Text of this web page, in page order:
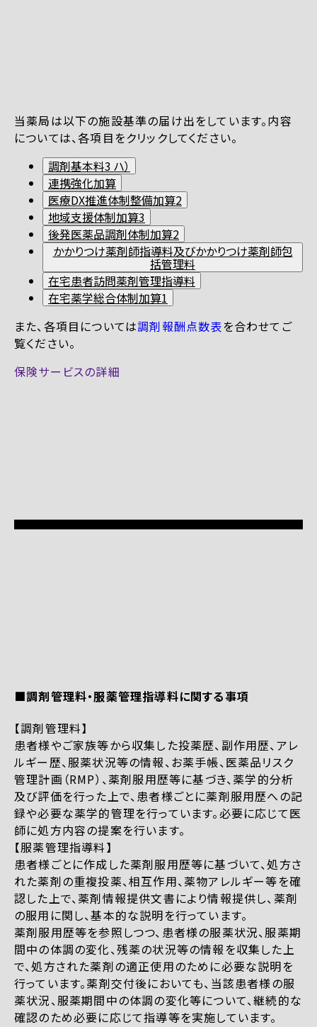
当薬局は以下の施設基準の届け出をしています。内容
については、各項目をクリックしてください。
調剤基本料3 ハ）
連携強化加算
医療DX推進体制整備加算2
地域支援体制加算3
後発医薬品調剤体制加算2
かかりつけ薬剤師指導料及びかかりつけ薬剤師包
括管理料
在宅患者訪問薬剤管理指導料
在宅薬学総合体制加算1
また、各項目については調剤報酬点数表を合わせてご
覧ください。
保険サービスの詳細
■調剤管理料・服薬管理指導料に関する事項
【調剤管理料】
患者様やご家族等から収集した投薬歴、副作用歴、アレ
ルギー歴、服薬状況等の情報、お薬手帳、医薬品リスク
管理計画（RMP）、薬剤服用歴等に基づき、薬学的分析
及び評価を行った上で、患者様ごとに薬剤服用歴への記
録や必要な薬学的管理を行っています。必要に応じて医
師に処方内容の提案を行います。
【服薬管理指導料】
患者様ごとに作成した薬剤服用歴等に基づいて、処方さ
れた薬剤の重複投薬、相互作用、薬物アレルギー等を確
認した上で、薬剤情報提供文書により情報提供し、薬剤
の服用に関し、基本的な説明を行っています。
薬剤服用歴等を参照しつつ、患者様の服薬状況、服薬期
間中の体調の変化、残薬の状況等の情報を収集した上
で、処方された薬剤の適正使用のために必要な説明を
行っています。薬剤交付後においても、当該患者様の服
薬状況、服薬期間中の体調の変化等について、継続的な
確認のため必要に応じて指導等を実施しています。